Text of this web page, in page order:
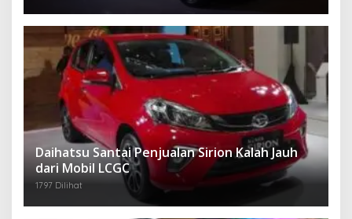
Daihatsu Santai Penjualan Sirion Kalah Jauh
dari Mobil LCGC
1797 Dilihat